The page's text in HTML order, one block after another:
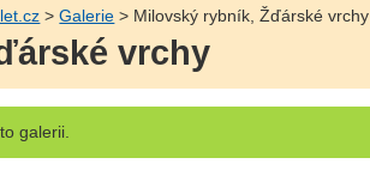
>Galerie > Milovský rybník, Žďárské vrchy
vrchy
galerii.